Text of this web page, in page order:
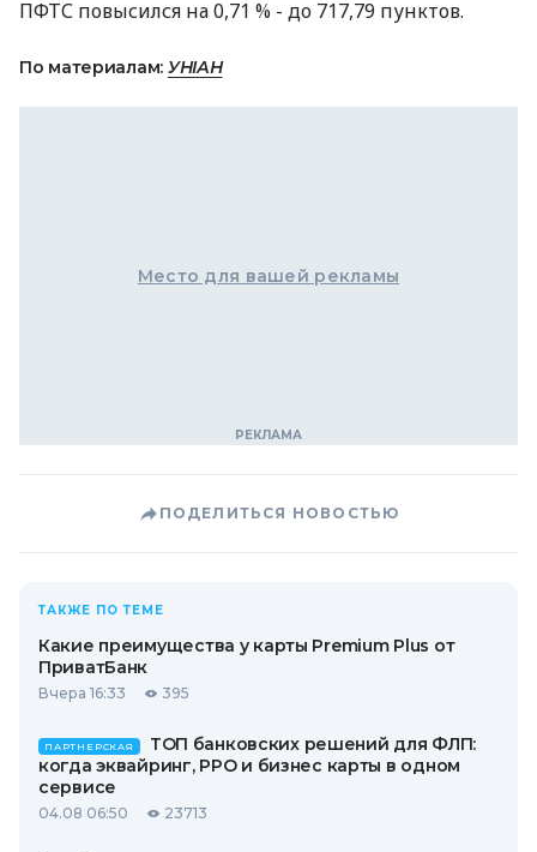
ПФТС повысился на 0,71 % - до 717,79 пунктов.
По материалам: УНІАН
Место для вашей рекламы
ПОДЕЛИТЬСЯ НОВОСТЬЮ
ТАКЖЕ ПО ТЕМЕ
Какие преимущества у карты Premium Plus от
ПриватБанк
Вчера 16:33 395
ПАРТНЕРСКАЯ
ТОП банковских решений для ФЛП:
когда эквайринг, РРО и бизнес карты в одном
сервисе
04.08 06:50 23713